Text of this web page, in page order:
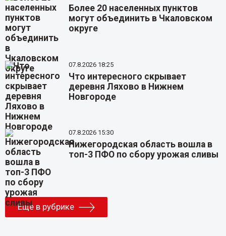
Более 20 населенных пунктов
могут объединить в Чкаловском
округе
07.8.2026 18:25
Что интересного скрывает
деревня Ляхово в Нижнем
Новгороде
07.8.2026 15:30
Нижегородская область вошла в
топ-3 ПФО по сбору урожая сливы
Еще в рубрике